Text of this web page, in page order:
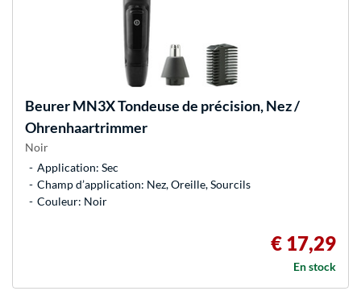
BeurerMN3X Tondeuse de précision, Nez /
Ohrenhaartrimmer
Noir
Application: Sec
Champ d’application: Nez, Oreille, Sourcils
Couleur: Noir
€ 17,29
En stock